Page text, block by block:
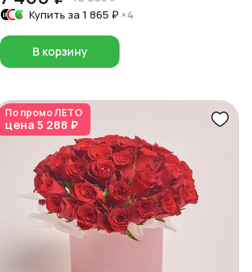
Купить за 1 865 ₽ ×4
В корзину
По промоЛЕТО
цена 5 288 ₽